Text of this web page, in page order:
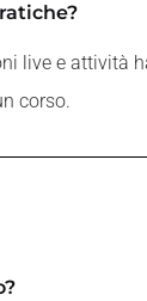
live e attività
corso.